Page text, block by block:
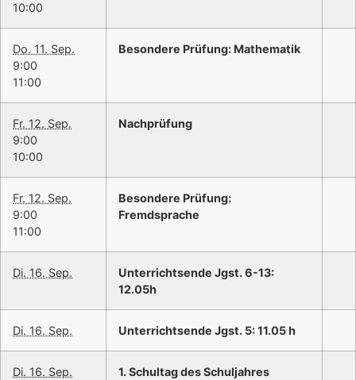
10:00
Do. 11. Sep.
9:00
11:00
Besondere Prüfung: Mathematik
Fr. 12. Sep.
9:00
10:00
Nachprüfung
Fr. 12. Sep.
9:00
11:00
Besondere Prüfung:
Fremdsprache
Di. 16. Sep.
Unterrichtsende Jgst. 6-13:
12.05h
Di. 16. Sep. Unterrichtsende Jgst. 5: 11.05 h
Di. 16. Sep.
1. Schultag des Schuljahres